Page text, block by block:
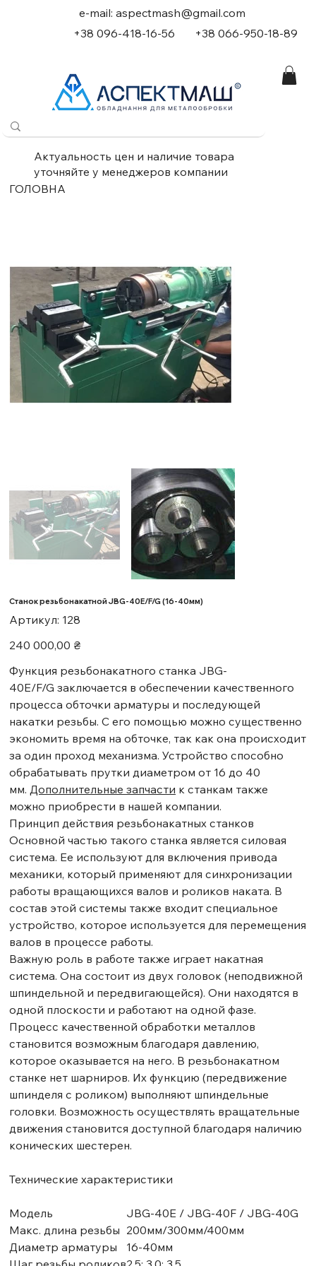
e-mail: aspectmash@gmail.com
+38 096-418-16-56 +38 066-950-18-89
Актуальность цен и наличие товара
уточняйте у менеджеров компании
ГОЛОВНА
Станок резьбонакатной JBG-40E/F/G (16-40мм)
Артикул:
Артикул:
128
128
Цена
240 000,00 ₴
Функция резьбонакатного станка JBG-
40E/F/G заключается в обеспечении качественного
процесса обточки арматуры и последующей
накатки резьбы. С его помощью можно существенно
экономить время на обточке, так как она происходит
за один проход механизма. Устройство способно
обрабатывать прутки диаметром от 16 до 40
мм. Дополнительные запчасти к станкам также
можно приобрести в нашей компании.
Принцип действия резьбонакатных станков
Основной частью такого станка является силовая
система. Ее используют для включения привода
механики, который применяют для синхронизации
работы вращающихся валов и роликов наката. В
состав этой системы также входит специальное
устройство, которое используется для перемещения
валов в процессе работы.
Важную роль в работе также играет накатная
система. Она состоит из двух головок (неподвижной
шпиндельной и передвигающейся). Они находятся в
одной плоскости и работают на одной фазе.
Процесс качественной обработки металлов
становится возможным благодаря давлению,
которое оказывается на него. В резьбонакатном
станке нет шарниров. Их функцию (передвижение
шпинделя с роликом) выполняют шпиндельные
головки. Возможность осуществлять вращательные
движения становится доступной благодаря наличию
конических шестерен.
Технические характеристики
Модель
JBG-40E / JBG-40F / JBG-40G
Макс. длина резьбы 200мм/300мм/400мм
Диаметр арматуры
16-40мм